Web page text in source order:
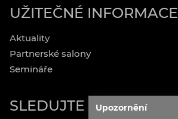
UŽITEČNÉ INFORMACE
Aktuality
Partnerské salony
Semináře
SLEDUJTE NÁSUpozornění